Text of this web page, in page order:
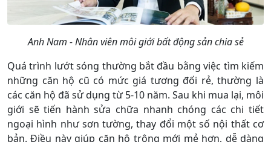
Anh Nam - Nhân viên môi giới bất động sản chia sẻ
Quá trình lướt sóng thường bắt đầu bằng việc tìm kiếm
những căn hộ cũ có mức giá tương đối rẻ, thường là
các căn hộ đã sử dụng từ 5-10 năm. Sau khi mua lại, môi
giới sẽ tiến hành sửa chữa nhanh chóng các chi tiết
ngoại hình như sơn tường, thay đổi một số nội thất cơ
bản. Điều này giúp căn hộ trông mới mẻ hơn, dễ dàng